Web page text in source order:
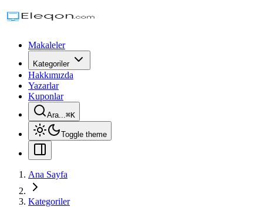
Makaleler
Kategoriler
Hakkımızda
Yazarlar
Kuponlar
Ara...⌘K
Toggle theme
Ana Sayfa
Kategoriler